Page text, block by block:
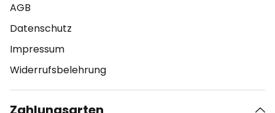
AGB
Datenschutz
Impressum
Widerrufsbelehrung